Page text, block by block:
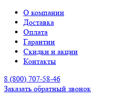
О компании
Доставка
Оплата
Гарантии
Скидки и акции
Контакты
8 (800) 707-58-46
Заказать обратный звонок